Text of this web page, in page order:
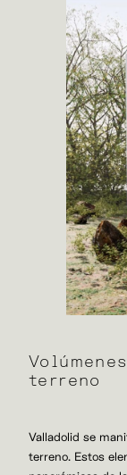
terreno
Valladolid se
terreno. Estos